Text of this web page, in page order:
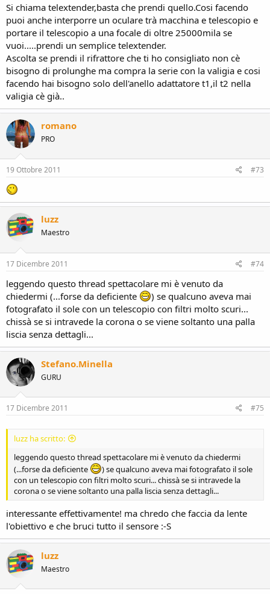
Si chiama telextender,basta che prendi quello.Cosi facendo
puoi anche interporre un oculare trà macchina e telescopio e
portare il telescopio a una focale di oltre 25000mila se
vuoi.....prendi un semplice telextender.
Ascolta se prendi il rifrattore che ti ho consigliato non cè
bisogno di prolunghe ma compra la serie con la valigia e cosi
facendo hai bisogno solo dell'anello adattatore t1,il t2 nella
valigia cè già..
romano
PRO
19 Ottobre 2011 #73
luzz
Maestro
17 Dicembre 2011 #74
leggendo questo thread spettacolare mi è venuto da
chiedermi (...forse da deficiente
) se qualcuno aveva mai
fotografato il sole con un telescopio con filtri molto scuri...
chissà se si intravede la corona o se viene soltanto una palla
liscia senza dettagli...
Stefano.Minella
GURU
17 Dicembre 2011 #75
luzz ha scritto:
leggendo questo thread spettacolare mi è venuto da chiedermi
(...forse da deficiente
) se qualcuno aveva mai fotografato il sole
con un telescopio con filtri molto scuri... chissà se si intravede la
corona o se viene soltanto una palla liscia senza dettagli...
interessante effettivamente! ma chredo che faccia da lente
l'obiettivo e che bruci tutto il sensore :-S
luzz
Maestro